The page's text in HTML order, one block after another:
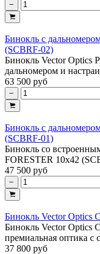
Бинокль с
(SCBRF-02)
Бинокль Vector Optics
дальномером и
63 500 руб
Бинокль с
(SCBRF-01)
Бинокль со
FORESTER 10х42
47 500 руб
Бинокль Vector Optics
Бинокль Vector Optics
премиальная оптика с
37 800 руб